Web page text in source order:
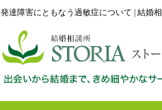
発達障害にともなう過敏症について | 結婚